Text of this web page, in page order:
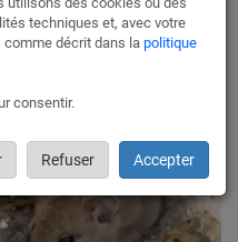
d’un service de
partenaires dératiseurs à
techniques et, avec votre
décrit dans la politique
consentir.
Refuser Accepter